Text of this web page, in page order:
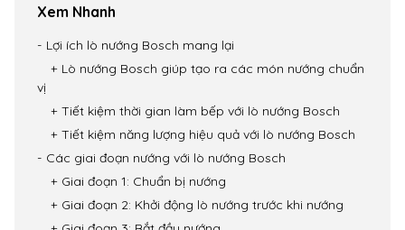
Xem Nhanh
Lợi ích lò nướng Bosch mang lại
Lò nướng Bosch giúp tạo ra các món nướng chuẩn
vị
Tiết kiệm thời gian làm bếp với lò nướng Bosch
Tiết kiệm năng lượng hiệu quả với lò nướng Bosch
Các giai đoạn nướng với lò nướng Bosch
Giai đoạn 1: Chuẩn bị nướng
Giai đoạn 2: Khởi động lò nướng trước khi nướng